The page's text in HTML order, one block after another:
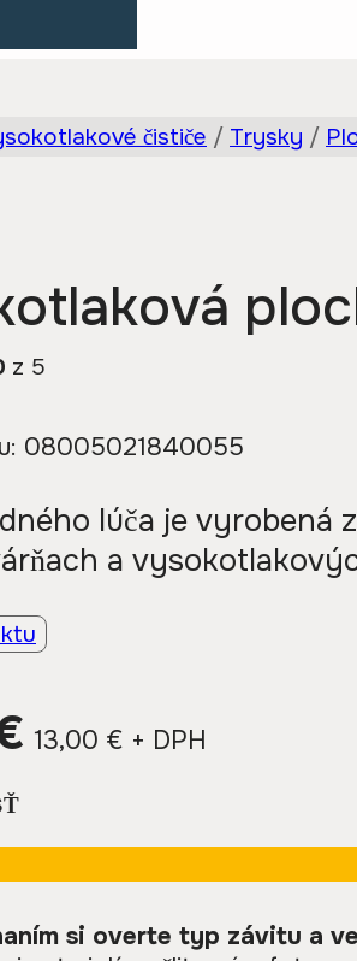
čističe / Trysky /
z 5
08005021840055
lúča je vyrobená
a
13,00 € + DPH
si overte typ závitu a